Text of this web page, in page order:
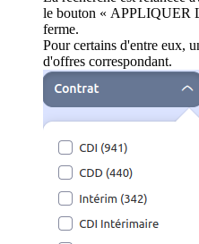
le bouton « APPLIQUER
ferme.
Pour certains d'entre eux,
d'offres correspondant.